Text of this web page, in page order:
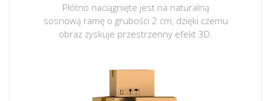
Płótno naciągnięte jest na naturalną
sosnową ramę o grubości 2 cm, dzięki czemu
obraz zyskuje przestrzenny efekt 3D.